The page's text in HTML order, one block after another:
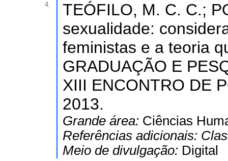
4.
TEÓFILO, M. C. C.;
sexualidade:
feministas e a teoria
GRADUAÇÃO E
XIII ENCONTRO DE
2013.
Grande área: Ciências
Referências adicionais:
Meio de divulgação: Digital